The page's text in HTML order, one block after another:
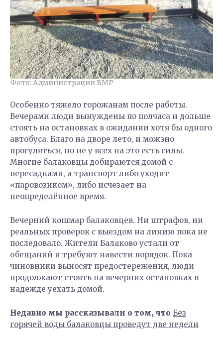
Фото: Администрации БМР
Особенно тяжело горожанам после работы.
Вечерами люди вынуждены по полчаса и дольше
стоять на остановках в ожидании хотя бы одного
автобуса. Благо на дворе лето, и можэно
прогуляться, но не у всех на это есть силы.
Многие балаковцы добираются домой с
пересадками, а транспорт либо уходит
«паровозиком», либо исчезает на
неопределённое время.
Вечерний кошмар балаковцев. Ни штрафов, ни
реальных проверок с выездом на линию пока не
последовало. Жители Балаково устали от
обещаний и требуют навести порядок. Пока
чиновники выносят предостережения, люди
продолжают стоять на вечерних остановках в
надежде уехать домой.
Недавно мы рассказывали о том, что Без
горячей воды балаковцы проведут две недели